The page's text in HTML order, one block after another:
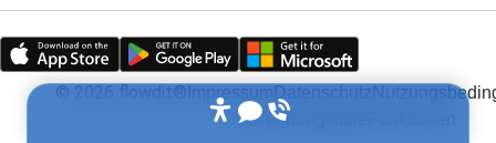
© 2026 flowdit® Datenschutz
Anwendungsfälle